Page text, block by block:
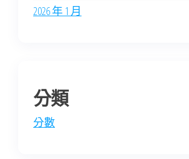
2026 年 1 月
分類
分數